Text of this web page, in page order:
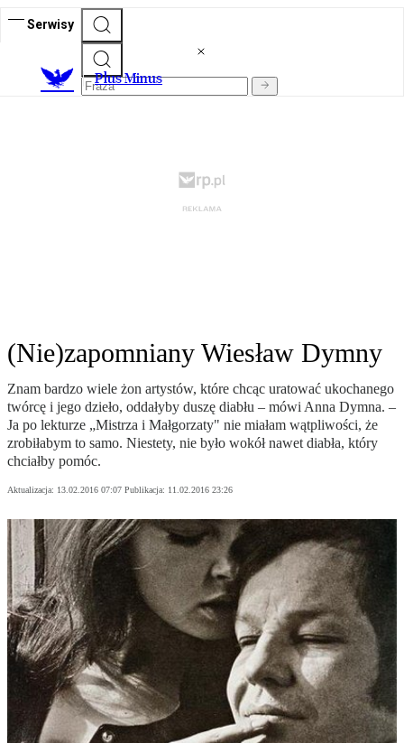
Serwisy
Plus Minus
(Nie)zapomniany Wiesław Dymny
Znam bardzo wiele żon artystów, które chcąc uratować ukochanego
twórcę i jego dzieło, oddałyby duszę diabłu – mówi Anna Dymna. –
Ja po lekturze „Mistrza i Małgorzaty" nie miałam wątpliwości, że
zrobiłabym to samo. Niestety, nie było wokół nawet diabła, który
chciałby pomóc.
Aktualizacja: 13.02.2016 07:07 Publikacja: 11.02.2016 23:26